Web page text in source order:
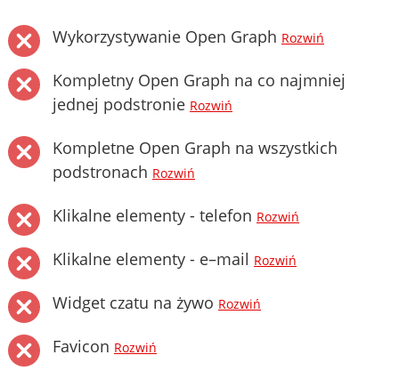
Wykorzystywanie Open Graph Rozwiń
Kompletny Open Graph na co najmniej
jednej podstronie Rozwiń
Kompletne Open Graph na wszystkich
podstronach Rozwiń
Klikalne elementy - telefon Rozwiń
Klikalne elementy - e–mail Rozwiń
Widget czatu na żywo Rozwiń
Favicon Rozwiń